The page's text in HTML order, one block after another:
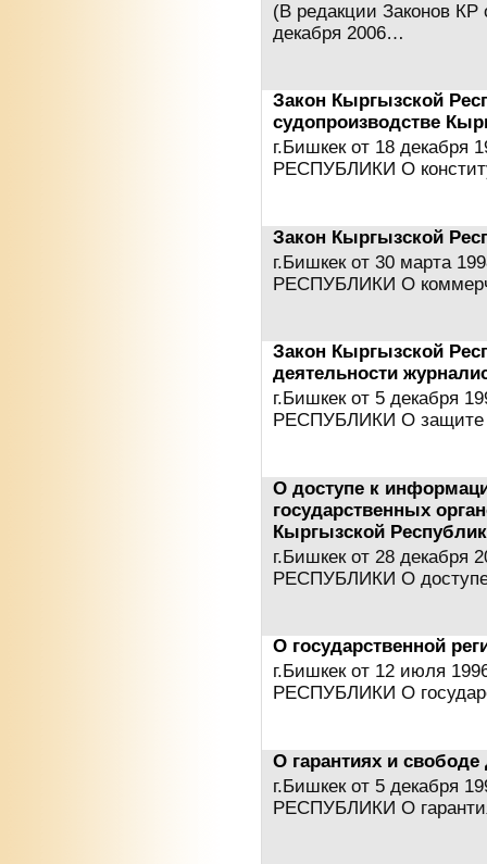
(В редакции Законов КР
декабря 2006…
Закон Кыргызской
судопроизводстве
г.Бишкек от 18
РЕСПУБЛИКИ О
Закон Кыргызской
г.Бишкек от 30 марта
РЕСПУБЛИКИ О
Закон Кыргызской
деятельности
г.Бишкек от 5 декабря
РЕСПУБЛИКИ О защите
О доступе к
государственных
Кыргызской
г.Бишкек от 28
РЕСПУБЛИКИ О
О государственной
г.Бишкек от 12 июля
РЕСПУБЛИКИ О
О гарантиях и
г.Бишкек от 5 декабря
РЕСПУБЛИКИ О